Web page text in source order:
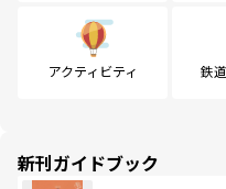
アクティビティ 鉄
新刊ガイドブック